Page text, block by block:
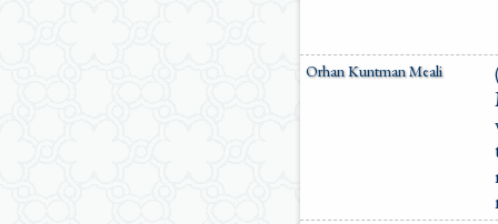
Orhan Kuntman Meali